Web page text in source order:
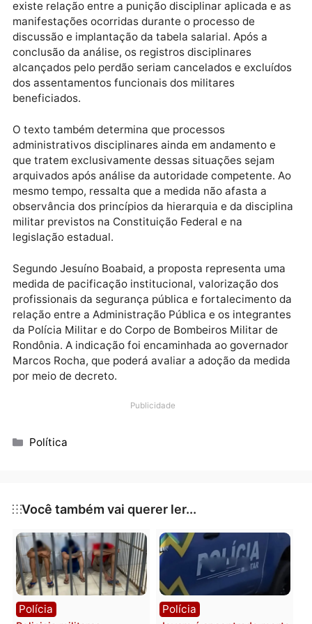
punições decorrentes de manifestações
à valorização profissional, às condições de trabalho
às discussões sobre a política remuneratória da
categoria.
A minuta do decreto prevê a criação de uma
analisar individualmente cada caso e verificar se
existe relação entre a punição disciplinar aplicada e
manifestações ocorridas durante o processo de
discussão e implantação da tabela salarial. Após a
conclusão da análise, os registros disciplinares
alcançados pelo perdão seriam cancelados e
dos assentamentos funcionais dos militares
beneficiados.
O texto também determina que processos
administrativos disciplinares ainda em andamento e
que tratem exclusivamente dessas situações sejam
arquivados após análise da autoridade competente.
mesmo tempo, ressalta que a medida não afasta a
observância dos princípios da hierarquia e da
militar previstos na Constituição Federal e na
Segundo Jesuíno Boabaid, a proposta representa
da Polícia Militar e do Corpo de Bombeiros Militar de
Marcos Rocha, que poderá avaliar a adoção da
por meio de decreto.
Publicidade